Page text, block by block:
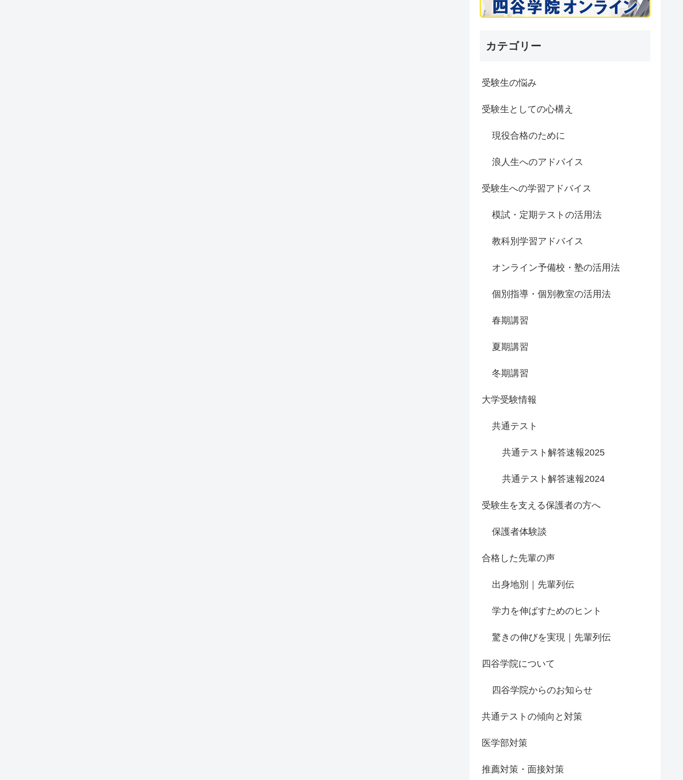
カテゴリー
受験生の悩み
受験生としての心構え
現役合格のために
浪人生へのアドバイス
受験生への学習アドバイス
模試・定期テストの活用法
教科別学習アドバイス
オンライン予備校・塾の活用法
個別指導・個別教室の活用法
春期講習
夏期講習
冬期講習
大学受験情報
共通テスト
共通テスト解答速報2025
共通テスト解答速報2024
受験生を支える保護者の方へ
保護者体験談
合格した先輩の声
出身地別｜先輩列伝
学力を伸ばすためのヒント
驚きの伸びを実現｜先輩列伝
四谷学院について
四谷学院からのお知らせ
共通テストの傾向と対策
医学部対策
推薦対策・面接対策